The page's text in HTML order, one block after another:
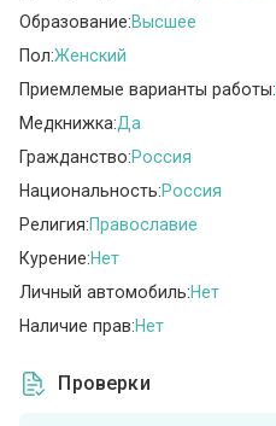
Образование:Высшее
Пол:Женский
Приемлемые варианты работы:
Медкнижка:Да
Гражданство:Россия
Национальность:Россия
Религия:Православие
Курение:Нет
Личный автомобиль:Нет
Наличие прав:Нет
Проверки